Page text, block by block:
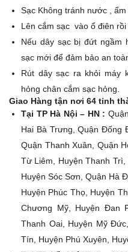
Sạc Không tránh nước , ẩm
Lên cắm sạc vào ổ điên rồi
Nếu dây sạc bị đứt ngầm
sạc mới để đảm bảo an toàn
Rút dây sạc ra khỏi máy
hỏng chân cắm sạc hỏng.
Giao Hàng tận nơi 64 tỉnh
Tại TP Hà Nội – HN :
Hai Bà Trưng, Quận Đống
Quận Thanh Xuân, Quận
Từ Liêm, Huyện Thanh Trì,
Huyện Sóc Sơn, Quận Hà
Huyện Phúc Thọ, Huyện
Chương Mỹ, Huyện Đan
Thanh Oai, Huyện Mỹ
Tín, Huyện Phú Xuyên,